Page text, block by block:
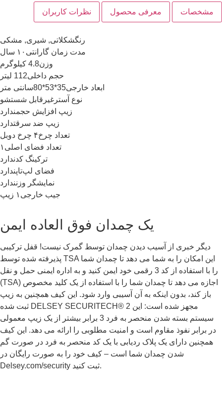
مشخصات معرفی محصول نظرات کاربران
رنگشکلاتی, شیری, مشکی
مدت زمان گارانتی ۱۰ سال
وزن4.8 کیلوگرم
حجم داخلی112 لیتر
ابعاد خارجی35*53*80سانتی متر
نوع آستر غیرقابل شستشو
زیپ افزایش حجمندارد
زیپ ضد سرقتدارد
تعداد چرخ۴ چرخ دوبل
تعداد فضای اصلی ۱
ترکینگ کدندارد
فضای لپ‌تاپندارد
نمایشگر وزنندارد
جیب خارجی ۱ زیپ
یک چمدان فوق العاده ایمن
دیگر خبری از آسیب دیدن چمدان توسط گمرک نیست! قفل ترکیبی
پذیرفته شده توسط TSA این امکان را به شما می دهد تا چمدان شما
را با استفاده از کد 3 رقمی خود ایمن کنید و به اداره ایمنی حمل و نقل
(TSA) اجازه می دهد تا چمدان شما را با استفاده از یک کلید مخصوص
باز کند، بدون اینکه به آن آسیبی وارد شود. این کیف همچنین به زیپ
ثبت شده DELSEY SECURITECH® 2 مجهز شده است: این
سیستم بسته شدن منحصر به فرد 3 برابر بیشتر از یک زیپ معمولی
در برابر نفوذ مقاوم است و امنیت مطلوبی را ارائه می دهد. این کیف
همچنین دارای یک پلاک ردیابی با یک کد منحصر به فرد در صورت گم
شدن چمدان شما است – کیف خود را به صورت رایگان در
Delsey.com/security ثبت کنید.